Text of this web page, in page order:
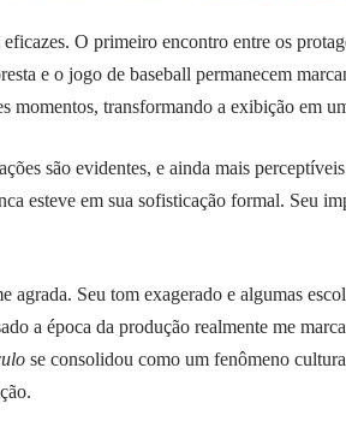
O primeiro encontro entre os
e o jogo de baseball permanecem
momentos, transformando a exibição em
são evidentes, e ainda mais
esteve em sua sofisticação formal. Seu
agrada. Seu tom exagerado e algumas
a época da produção realmente me
se consolidou como um fenômeno